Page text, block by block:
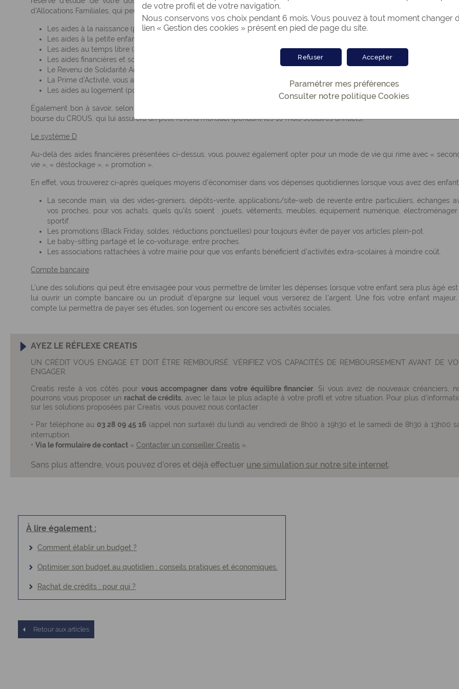
d'Allocations Familiales, qui peut délivrer des aides pour plusieurs raisons :
Les aides à la naissance (prime de naissance, aides financières pour l'accueil d'un nouvel enfant)
Les aides à la petite enfance et à la garde d'enfants (allocations familiales, allocation de rentrée scolaire)
Les aides au temps libre (aides pour partir en vacances)
Les aides financières et sociales :
Le Revenu de Solidarité Active, qui vous assure, selon vos ressources, un revenu minimum
La Prime d'Activité, vous assurant à vous (ou votre enfant, lorsqu'il commencera à travailler) un complément de revenu
Les aides au logement (pour vous, ou pour votre enfant s'il est étudiant et qu'il ne loge plus au domicile familial)
Également bon à savoir, selon vos revenus et votre situation, votre enfant pourra bénéficier, durant ses études supérieures, de
bourse du CROUS, qui lui assurera un petit revenu mensuel (pendant les 10 mois scolaires annuels).
Le système D
Au-delà des aides financières présentées ci-dessus, vous pouvez également opter pour un mode de vie qui rime avec «
vie », « déstockage », « promotion ».
En effet, vous trouverez ci-après quelques moyens d'économiser dans vos dépenses quotidiennes lorsque vous avez des
La seconde main, via des vides-greniers, dépôts-vente, applications/site-web de revente entre particuliers, échanges
vos proches, pour vos achats, quels qu'ils soient : jouets, vêtements, meubles, équipement numérique, électroménager
sportif.
Les promotions (Black Friday, soldes, réductions ponctuelles) pour toujours éviter de payer vos articles plein-pot.
Le baby-sitting partagé et le co-voiturage, entre proches.
Les associations rattachées à votre mairie pour que vos enfants bénéficient d'activités extra-scolaires à moindre coût.
Compte bancaire
L'une des solutions qui peut être envisagée pour vous permettre de limiter les dépenses lorsque votre enfant sera plus âgé
lui ouvrir un compte bancaire ou un produit d'épargne sur lequel vous verserez de l'argent. Une fois votre enfant
compte lui permettra de payer ses études, son logement ou encore ses activités sociales.
AYEZ LE RÉFLEXE CREATIS
UN CRÉDIT VOUS ENGAGE ET DOIT ÊTRE REMBOURSÉ. VÉRIFIEZ VOS CAPACITÉS DE REMBOURSEMENT AVANT DE
ENGAGER.
Creatis reste à vos côtés pour vous accompagner dans votre équilibre financier . Si vous avez de nouveaux créanciers,
pourrons vous proposer un rachat de crédits , avec le taux le plus adapté à votre profil et votre situation. Pour plus
sur les solutions proposées par Creatis, vous pouvez nous contacter :
• Par téléphone au 03 28 09 45 16 (appel non surtaxé) du lundi au vendredi de 8h00 à 19h30 et le samedi de 8h30 à 13h00
interruption.
• Via le formulaire de contact « Contacter un conseiller Creatis ».
Sans plus attendre, vous pouvez d'ores et déjà effectuer une simulation sur notre site internet.
À lire également :
Comment établir un budget ?
Optimiser son budget au quotidien : conseils pratiques et économiques.
Rachat de crédits : pour qui ?
Retour aux articles
de votre profil et de votre navigation.
Nous conservons vos choix pendant 6 mois. Vous pouvez à tout moment changer
lien « Gestion des cookies » présent en pied de page du site.
Accepter
Refuser
Paramétrer mes préférences
Consulter notre politique Cookies